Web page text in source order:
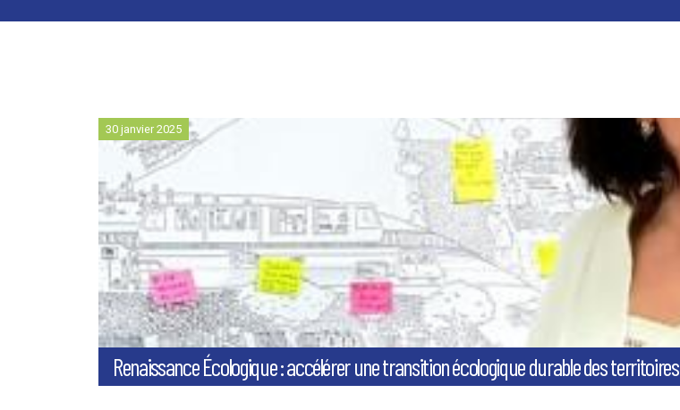
Renaissance Écologique : accélérer une transition écologique durable des territoires
30 janvier 2025